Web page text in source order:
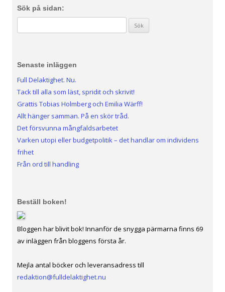
Sök på sidan:
Senaste inläggen
Full Delaktighet. Nu.
Tack till alla som läst, spridit och skrivit!
Grattis Tobias Holmberg och Emilia Wärff!
Allt hänger samman. På en skör tråd.
Det försvunna mångfaldsarbetet
Varken utopi eller budgetpolitik – det handlar om individens
frihet
Från ord till handling
Beställ boken!
Bloggen har blivit bok! Innanför de snygga pärmarna finns 69
av inläggen från bloggens första år.
Mejla antal böcker och leveransadress till
redaktion@fulldelaktighet.nu